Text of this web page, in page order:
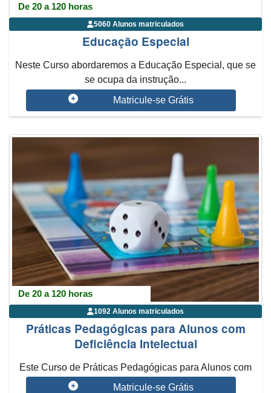
De 20 a 120 horas
5060 Alunos matriculados
Educação Especial
Neste Curso abordaremos a Educação Especial, que se
se ocupa da instrução...
Matricule-se Grátis
De 20 a 120 horas
1092 Alunos matriculados
Práticas Pedagógicas para Alunos com
Deficiência Intelectual
Este Curso de Práticas Pedagógicas para Alunos com
Deficiência Intelectual tr...
Matricule-se Grátis